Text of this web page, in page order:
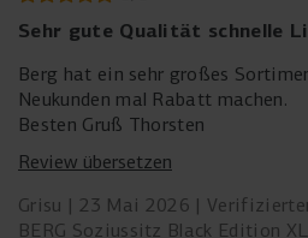
Sehr gute Qualität schnelle
Berg hat ein sehr großes
Neukunden mal Rabatt machen.
Besten Gruß Thorsten
Review übersetzen
Grisu
23 Mai 2026
BERG Soziussitz Black Edition XL